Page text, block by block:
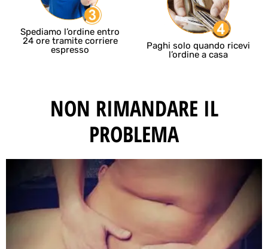
Spediamo l’ordine entro
24 ore tramite corriere
espresso
Paghi solo quando ricevi
l’ordine a casa
NON RIMANDARE IL
PROBLEMA